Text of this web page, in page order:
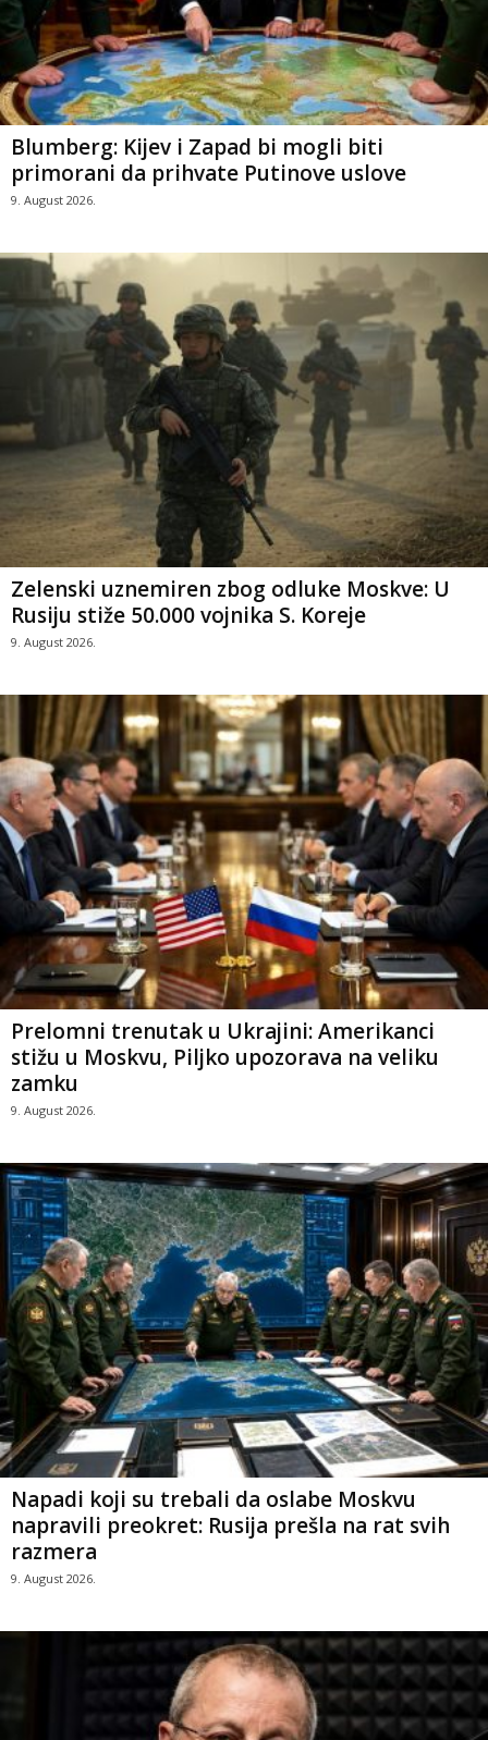
Blumberg: Kijev i Zapad bi mogli biti
primorani da prihvate Putinove uslove
9. August 2026.
Zelenski uznemiren zbog odluke Moskve: U
Rusiju stiže 50.000 vojnika S. Koreje
9. August 2026.
Prelomni trenutak u Ukrajini: Amerikanci
stižu u Moskvu, Piljko upozorava na veliku
zamku
9. August 2026.
Napadi koji su trebali da oslabe Moskvu
napravili preokret: Rusija prešla na rat svih
razmera
9. August 2026.